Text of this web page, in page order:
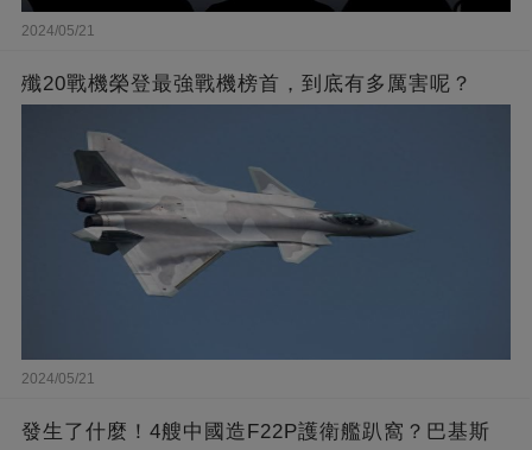
2024/05/21
殲20戰機榮登最強戰機榜首，到底有多厲害呢？
2024/05/21
發生了什麼！4艘中國造F22P護衛艦趴窩？巴基斯